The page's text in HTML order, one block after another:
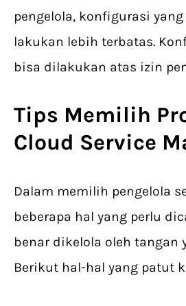
pengelola, konfigurasi
lakukan lebih terbatas.
bisa dilakukan atas izin
Tips Memilih
Cloud Service
Dalam memilih pengelola
beberapa hal yang perlu
benar dikelola oleh tangan
Berikut hal-hal yang patut